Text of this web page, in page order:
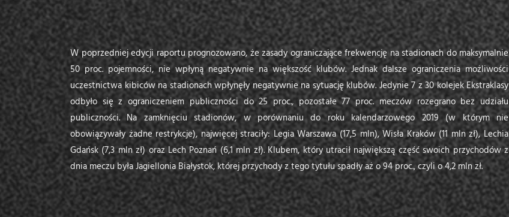
W poprzedniej edycji raportu prognozowano, że zasady ograniczające frekwencję na stadionach do maksymalnie
50 proc. pojemności, nie wpłyną negatywnie na większość klubów. Jednak dalsze ograniczenia możliwości
uczestnictwa kibiców na stadionach wpłynęły negatywnie na sytuację klubów. Jedynie 7 z 30 kolejek Ekstraklasy
odbyło się z ograniczeniem publiczności do 25 proc., pozostałe 77 proc. meczów rozegrano bez udziału
publiczności. Na zamknięciu stadionów, w porównaniu do roku kalendarzowego 2019 (w którym nie
obowiązywały żadne restrykcje), najwięcej straciły: Legia Warszawa (17,5 mln), Wisła Kraków (11 mln zł), Lechia
Gdańsk (7,3 mln zł) oraz Lech Poznań (6,1 mln zł). Klubem, który utracił największą część swoich przychodów z
dnia meczu była Jagiellonia Białystok, której przychody z tego tytułu spadły aż o 94 proc., czyli o 4,2 mln zł.